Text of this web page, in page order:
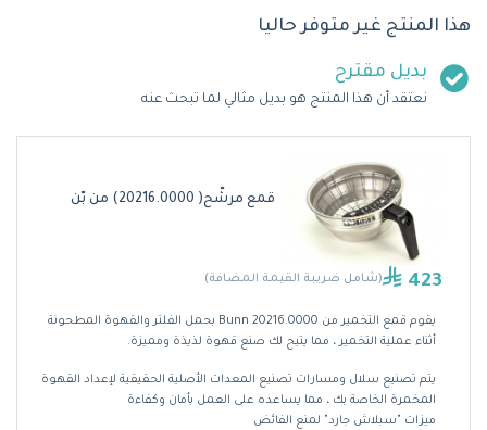
هذا المنتج غير متوفر حاليا
بديل مقترح
نعتقد أن هذا المنتج هو بديل مثالي لما تبحث عنه
قمع مرشّح( 20216.0000) من بّن
423 (شامل ضريبة القيمة المضافة)
يقوم قمع التخمير من Bunn 20216.0000 بحمل الفلتر والقهوة المطحونة
أثناء عملية التخمير ، مما يتيح لك صنع قهوة لذيذة ومميزة.
يتم تصنيع سلال ومسارات تصنيع المعدات الأصلية الحقيقية لإعداد القهوة
المخمرة الخاصة بك ، مما يساعده على العمل بأمان وكفاءة
ميزات "سبلاش جارد" لمنع الفائض